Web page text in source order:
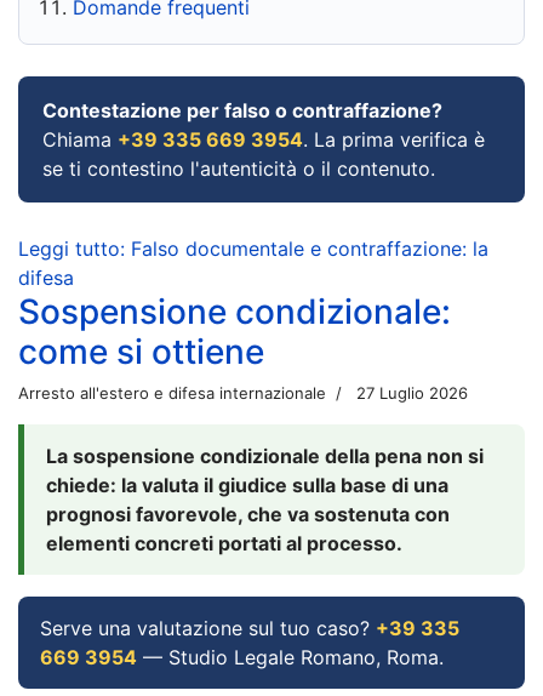
Domande frequenti
Contestazione per falso o contraffazione?
Chiama +39 335 669 3954. La prima verifica è
se ti contestino l'autenticità o il contenuto.
Leggi tutto: Falso documentale e contraffazione: la
difesa
Sospensione condizionale:
come si ottiene
Arresto all'estero e difesa internazionale 27 Luglio 2026
La sospensione condizionale della pena non si
chiede: la valuta il giudice sulla base di una
prognosi favorevole, che va sostenuta con
elementi concreti portati al processo.
Serve una valutazione sul tuo caso? +39 335
669 3954 — Studio Legale Romano, Roma.